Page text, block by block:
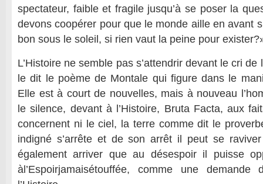
spectateur, faible et fragile jusqu’à se poser la
devons coopérer pour que le monde aille en avant
bon sous le soleil, si rien vaut la peine pour
L’Histoire ne semble pas s’attendrir devant le cri de
le dit le poème de Montale qui figure dans le
Elle est à court de nouvelles, mais à nouveau
le silence, devant à l’Histoire, Bruta Facta, aux
concernent ni le ciel, la terre comme dit le
indigné s’arrête et de son arrêt il peut se
également arriver que au désespoir il puisse
àl’Espoirjamaisétouffée, comme une